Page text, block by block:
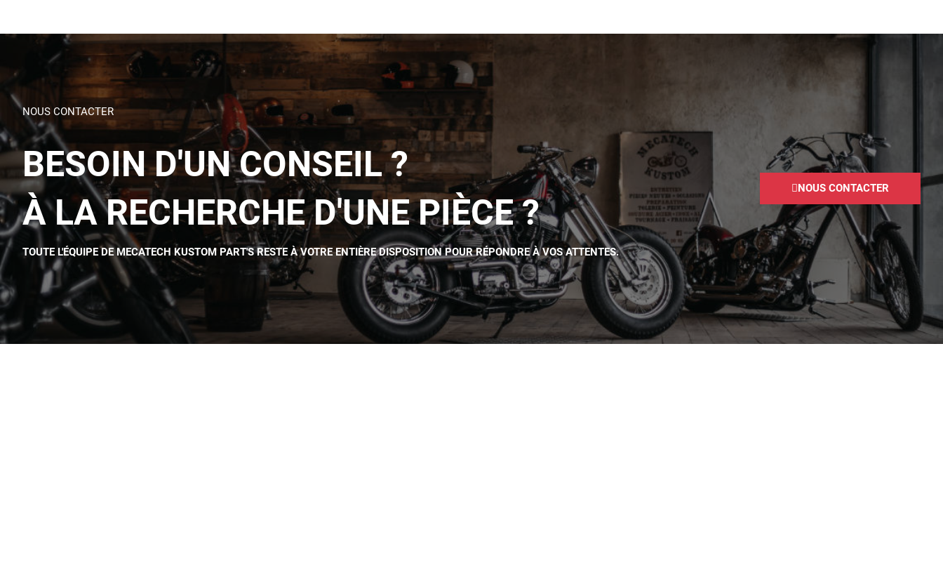
NOUS CONTACTER
BESOIN D'UN CONSEIL ?
À LA RECHERCHE D'UNE PIÈCE ?
TOUTE L'ÉQUIPE DE MECATECH KUSTOM PART'S RESTE À VOTRE ENTIÈRE DISPOSITION POUR RÉPONDRE À VOS ATTENTES.
NOUS CONTACTER